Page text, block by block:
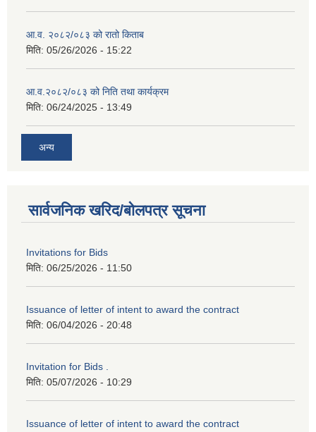
आ.व. २०८२/०८३ को रातो किताब
मिति: 05/26/2026 - 15:22
आ.व.२०८२/०८३ को निति तथा कार्यक्रम
मिति: 06/24/2025 - 13:49
अन्य
सार्वजनिक खरिद/बोलपत्र सूचना
Invitations for Bids
मिति: 06/25/2026 - 11:50
Issuance of letter of intent to award the contract
मिति: 06/04/2026 - 20:48
Invitation for Bids .
मिति: 05/07/2026 - 10:29
Issuance of letter of intent to award the contract